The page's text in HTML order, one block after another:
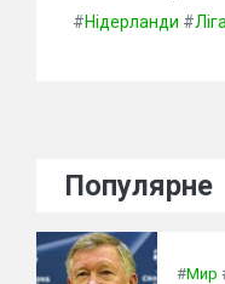
#Нідерланди #
Популярне
#Мир